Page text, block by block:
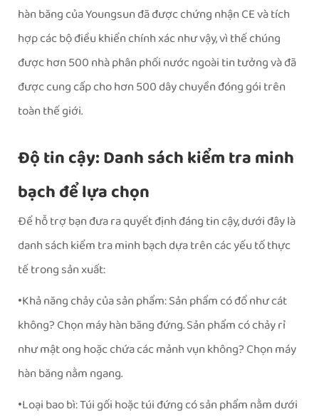
hàn băng của Youngsun đã được chứng nhận CE và tích
hợp các bộ điều khiển chính xác như vậy, vì thế chúng
được hơn 500 nhà phân phối nước ngoài tin tưởng và đã
được cung cấp cho hơn 500 dây chuyền đóng gói trên
toàn thế giới.
Độ tin cậy: Danh sách kiểm tra minh
bạch để lựa chọn
Để hỗ trợ bạn đưa ra quyết định đáng tin cậy, dưới đây là
danh sách kiểm tra minh bạch dựa trên các yếu tố thực
tế trong sản xuất:
•Khả năng chảy của sản phẩm: Sản phẩm có đổ như cát
không? Chọn máy hàn băng đứng. Sản phẩm có chảy rỉ
như mật ong hoặc chứa các mảnh vụn không? Chọn máy
hàn băng nằm ngang.
•Loại bao bì: Túi gối hoặc túi đứng có sản phẩm nằm dưới